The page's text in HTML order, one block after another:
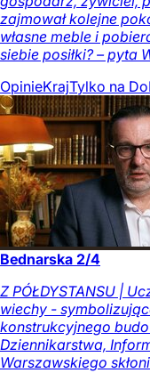
zajmował kolejne
własne meble i
siebie posiłki? – pyta
OpinieKrajTylko na
Bednarska 2/4
Z PÓŁDYSTANSU |
wiechy -
konstrukcyjnego
Dziennikarstwa,
Warszawskiego